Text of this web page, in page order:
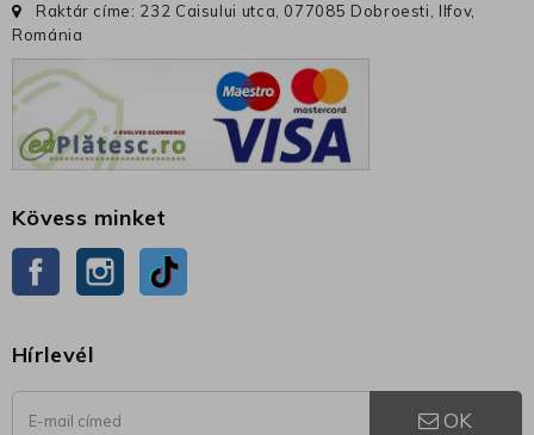
Raktár címe: 232 Caisului utca, 077085 Dobroesti, Ilfov,
Románia
Kövess minket
Facebook Instagram
Hírlevél
OK